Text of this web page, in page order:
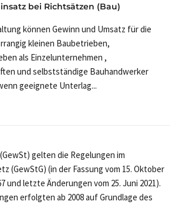
bei Richtsätzen (Bau)
können Gewinn und Umsatz für die
kleinen Baubetrieben,
als Einzelunternehmen ,
und selbstständige Bauhandwerker
geeignete Unterlag...
gelten die Regelungen im
(GewStG) (in der Fassung vom 15. Oktober
und letzte Änderungen vom 25. Juni 2021).
erfolgten ab 2008 auf Grundlage des